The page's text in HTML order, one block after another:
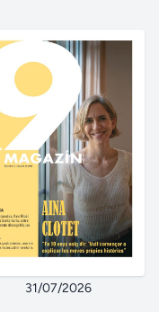
31/07/2026